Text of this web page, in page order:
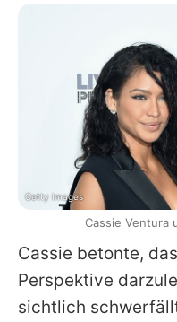
Cassie betonte,
Perspektive
sichtlich
Getty Images
Cassie Ventura